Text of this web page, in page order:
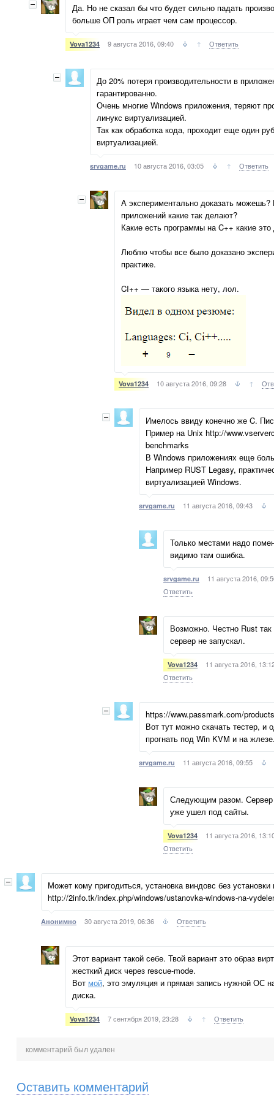
Да. Но не сказал бы что будет сильно падать
больше ОП роль играет чем сам процессор.
Vova1234 9 августа 2016, 09:40 ↑ Ответить
До 20% потеря производительности в
гарантированно.
Очень многие Windows приложения, теряют
линукс виртуализацией.
Так как обработка кода, проходит еще один
виртуализацией.
srvgame.ru 10 августа 2016, 03:05 ↑ Ответить
А экспериментально доказать можешь?
приложений какие так делают?
Какие есть программы на C++ какие
Люблю чтобы все было доказано
практике.
CI++ — такого языка нету, лол.
Vova1234 10 августа 2016, 09:28 ↑
Имелось ввиду конечно же C.
Пример на Unix http://
benchmarks
В Windows приложениях еще
Например RUST Legasy,
виртуализацией Windows.
srvgame.ru 11 августа 2016, 09:43
Только местами надо
видимо там ошибка.
srvgame.ru
11 августа 2016,
Ответить
Возможно. Честно Rust
сервер не запускал.
Vova1234
11 августа 2016,
Ответить
https://www.passmark.com/
Вот тут можно скачать тестер, и
прогнать под Win KVM и на
srvgame.ru 11 августа 2016, 09:55
Следующим разом. Сервер
уже ушел под сайты.
Vova1234
11 августа 2016,
Ответить
Может кому пригодиться, установка виндовс без установки
http://2info.tk/index.php/windows/ustanovka-windows-na-
Анонимно 30 августа 2019, 06:36 Ответить
Этот вариант такой себе. Твой вариант это образ
жесткий диск через rescue-mode.
Вот мой, это эмуляция и прямая запись нужной ОС
диска.
Vova1234 7 сентября 2019, 23:28 ↑ Ответить
комментарий был удален
Оставить комментарий